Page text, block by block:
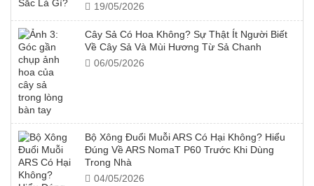
19/05/2026
Cây Sả Có Hoa Không? Sự Thật Ít Người Biết
Về Cây Sả Và Mùi Hương Từ Sả Chanh
06/05/2026
Bộ Xông Đuổi Muỗi ARS Có Hại Không? Hiểu
Đúng Về ARS NomaT P60 Trước Khi Dùng
Trong Nhà
04/05/2026